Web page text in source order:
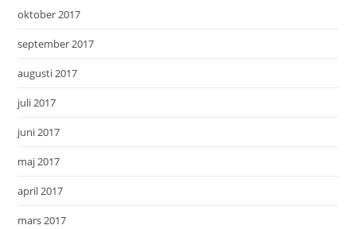
oktober 2017
september 2017
augusti 2017
juli 2017
juni 2017
maj 2017
april 2017
mars 2017